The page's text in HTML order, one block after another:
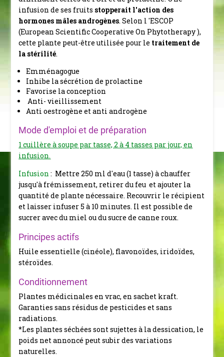
infusion de ses fruits stopperait l'action des
hormones mâles androgènes.Selon l 'ESCOP
(European Scientific Cooperative On Phytotherapy ),
cette plante peut-être utilisée pour le traitement de
la stérilité.
Emménagogue
Inhibe la sécrétion de prolactine
Favorise la conception
Anti- vieillissement
Anti oestrogène et anti androgène
Mode d'emploi et de préparation
1 cuillère à soupe par tasse, 2 à 4 tasses par jour, en
infusion.
Infusion: Mettre 250 ml d'eau (1 tasse) à chauffer
jusqu'à frémissement, retirer du feu et ajouter la
quantité de plante nécessaire. Recouvrir le récipient
et laisser infuser 5 à 10 minutes. Il est possible de
sucrer avec du miel ou du sucre de canne roux.
Principes actifs
Huile essentielle (cinéole), flavonoïdes, iridoïdes,
stéroïdes.
Conditionnement
Plantes médicinales en vrac, en sachet kraft.
Garanties sans résidus de pesticides et sans
radiations.
*Les plantes séchées sont sujettes à la dessication, le
poids net annoncé peut subir des variations
naturelles.